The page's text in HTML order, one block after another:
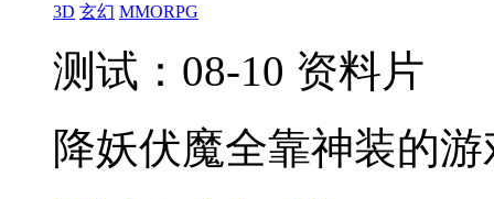
3D 玄幻 MMORPG
测试：08-10 资料片
降妖伏魔全靠神装的游